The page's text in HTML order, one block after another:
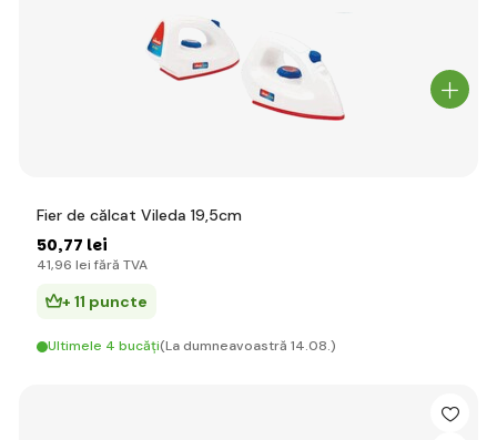
Fier de călcat Vileda 19,5cm
50,77 lei
41,96 lei fără TVA
+ 11 puncte
Ultimele 4 bucăți(La dumneavoastră 14.08.)